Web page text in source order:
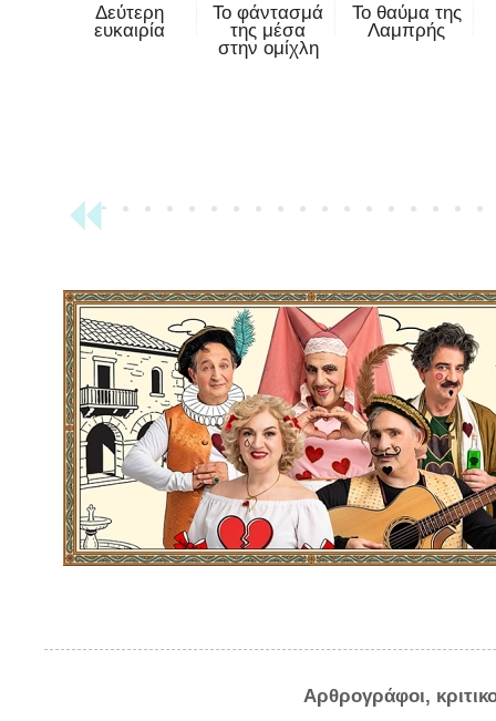
Δεύτερη
ευκαιρία
Το φάντασμά
της μέσα
στην ομίχλη
Το θαύμα της
Λαμπρής
Αρθρογράφοι,